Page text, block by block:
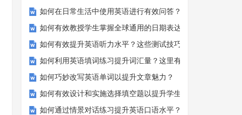
如何在日常生活中使用英语进行有效问答？——实用技巧分享
如何有效教授学生掌握全球通用的日期表达？
如何有效提升英语听力水平？这些测试技巧要知道！
如何利用英语填词练习提升词汇量？这里有5个高效方法值得
如何巧妙改写英语单词以提升文章魅力？
如何有效设计和实施选择填空题以提升学生学习效果？
如何通过情景对话练习提升英语口语水平？